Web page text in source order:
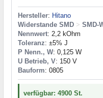
Hersteller: Hitano
Widerstande SMD > SMD-
Nennwert: 2,2 kOhm
Toleranz: ±5% J
P Nenn., W: 0,125 W
U Betrieb, V: 150 V
Bauform: 0805
verfügbar: 4900 St.